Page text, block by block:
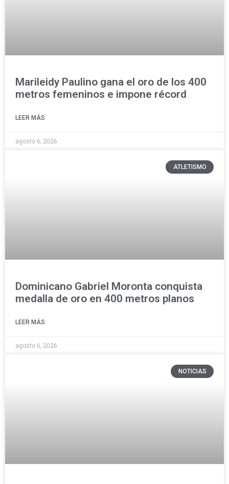
Marileidy Paulino gana el oro de los 400
metros femeninos e impone récord
LEER MÁS
agosto 6, 2026
ATLETISMO
Dominicano Gabriel Moronta conquista
medalla de oro en 400 metros planos
LEER MÁS
agosto 6, 2026
NOTICIAS